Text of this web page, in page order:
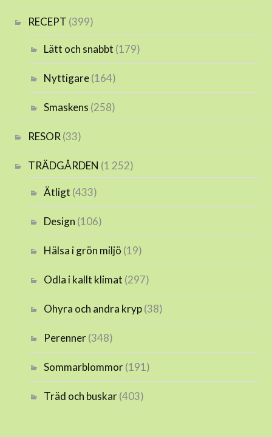
RECEPT (399)
Lätt och snabbt (179)
Nyttigare(164)
Smaskens (258)
RESOR (33)
TRÄDGÅRDEN (1 252)
Ätligt (433)
Design (106)
Hälsa i grön miljö (19)
Odla i kallt klimat (297)
Ohyra och andra kryp(38)
Perenner(348)
Sommarblommor(191)
Träd och buskar(403)